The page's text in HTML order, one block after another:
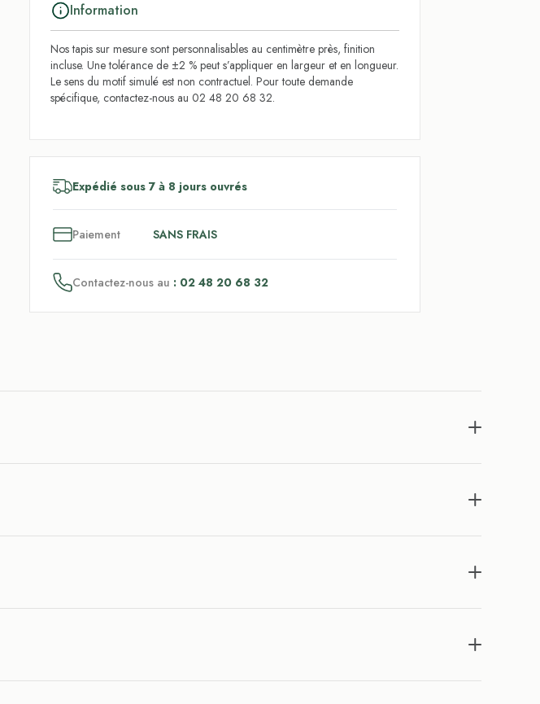
Information
Nos tapis sur mesure sont personnalisables au centimètre près, finition
incluse. Une tolérance de ±2 % peut s’appliquer en largeur et en longueur.
Le sens du motif simulé est non contractuel. Pour toute demande
spécifique, contactez-nous au 02 48 20 68 32.
Expédié sous 7 à 8 jours ouvrés
Paiement SANS FRAIS
Contactez-nous au : 02 48 20 68 32